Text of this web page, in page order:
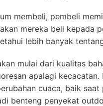
membeli, pembeli
mereka beli kepada
lebih banyak
mulai dari kualitas
apalagi
cuaca, baik
benteng penyekat